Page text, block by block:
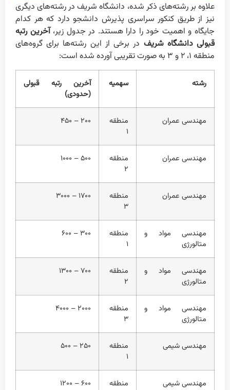
علاوه بر رشته‌های ذکر شده، دانشگاه شریف در رشته‌های دیگری
نیز از طریق کنکور سراسری پذیرش دانشجو دارد که هر کدام
جایگاه و اهمیت خود را دارا هستند. در جدول زیر،آخرین رتبه
قبولی دانشگاه شریف در برخی از این رشته‌ها برای گروه‌های
منطقه ۱، ۲ و ۳ به صورت تقریبی آورده شده است:
رشته سهمیه
آخرین رتبه قبولی
(حدودی)
مهندسی عمران
منطقه
۱
۲۰۰ – ۴۵۰
مهندسی عمران
منطقه
۲
۵۰۰ – ۱۰۰۰
مهندسی عمران
منطقه
۳
۱۷۰۰ – ۳۰۰۰
مهندسی مواد و
متالورژی
منطقه
۱
۳۰۰ – ۶۰۰
مهندسی مواد و
متالورژی
منطقه
۲
۷۰۰ – ۱۳۰۰
مهندسی مواد و
متالورژی
منطقه
۳
۲۰۰۰ – ۴۰۰۰
مهندسی شیمی
منطقه
۱
۲۵۰ – ۵۰۰
مهندسی شیمی
منطقه
۶۰۰ – ۱۲۰۰